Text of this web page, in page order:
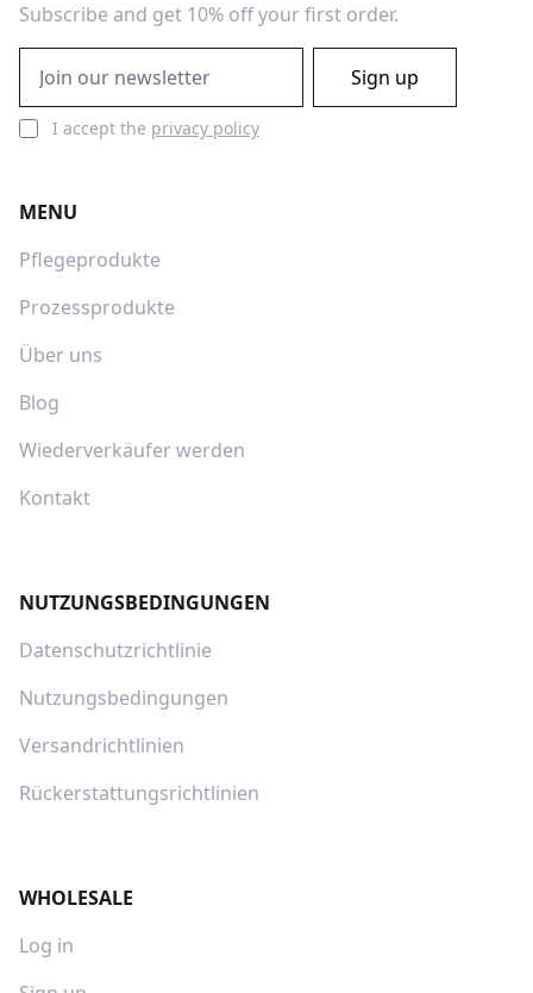
Subscribe and get 10% off your first order.
Sign up
I accept the privacy policy
MENU
Pflegeprodukte
Prozessprodukte
Über uns
Blog
Wiederverkäufer werden
Kontakt
NUTZUNGSBEDINGUNGEN
Datenschutzrichtlinie
Nutzungsbedingungen
Versandrichtlinien
Rückerstattungsrichtlinien
WHOLESALE
Log in